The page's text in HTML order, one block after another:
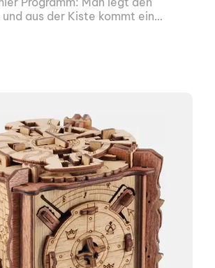
aus der Kiste kommt ein